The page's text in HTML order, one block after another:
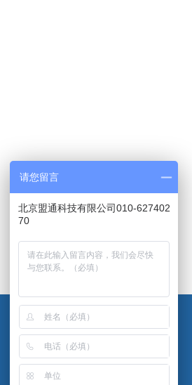
请您留言
北京盟通科技有限公司010-627402
70